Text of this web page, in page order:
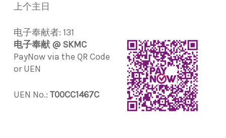
上个主日
电子奉献者: 131
电子奉献 @ SKMC
PayNow via the QR Code
or UEN
UEN No.: T00CC1467C